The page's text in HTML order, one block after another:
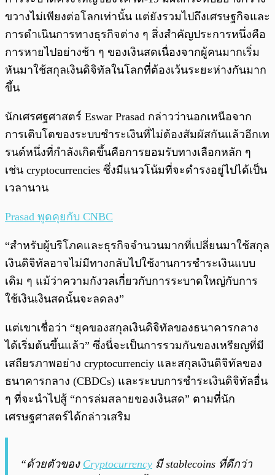
ขวางไม่เพียงต่อโลกเท่านั้น แต่ยังรวมไปถึงเศรษฐกิจและ
การดำเนินการทางธุรกิจต่าง ๆ สิ่งสำคัญประการหนึ่งคือ
การหายไปอย่างช้า ๆ ของเงินสดเนื่องจากผู้คนมากเริ่ม
หันมาใช้สกุลเงินดิจิทัลในโลกที่ต้องเว้นระยะห่างกันมาก
ขึ้น
นักเศรศฐศาสตร์ Eswar Prasad กล่าวว่านอกเหนือจาก
การเติบโตของระบบชำระเงินที่ไม่ต้องสัมผัสกันแล้วอีกเท
รนด์หนึ่งที่กำลังเกิดขึ้นคือการยอมรับทางเลือกหลัก ๆ
เช่น cryptocurrencies ซึ่งมีแนวโน้มที่จะดำรงอยู่ไปได้เป็น
เวลานาน
Prasad พูดคุยกับ CNBC
“สำหรับผู้บริโภคและธุรกิจจำนวนมากที่เปลี่ยนมาใช้สกุล
เงินดิจิทัลอาจไม่มีทางกลับไปใช้งานการชำระเงินแบบ
เดิม ๆ แม้ว่าความกังวลเกี่ยวกับการระบาดใหญ่กับการ
ใช้เงินเงินสดนั้นจะลดลง”
แต่เขาเชื่อว่า “ยุคของสกุลเงินดิจิทัลของธนาคารกลาง
ได้เริ่มต้นขึ้นแล้ว” ซึ่งนี่จะเป็นการรวมกันของเหรียญที่มี
เสถียรภาพอย่าง cryptocurrenciy และสกุลเงินดิจิทัลของ
ธนาคารกลาง (CBDCs) และระบบการชำระเงินดิจิทัลอื่น
ๆ ที่จะนำไปสู้ “การล่มสลายของเงินสด” ตามที่นัก
เศรษฐศาสตร์ได้กล่าวเสริม
“ด้วยตัวของ Cryptocurrency มี stablecoins ที่ดีกว่า